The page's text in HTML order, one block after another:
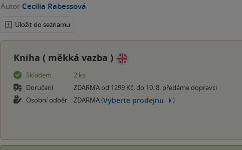
Autor Cecilia Rabessová
Uložit do seznamu
Kniha ( měkká vazba )
Skladem
2 ks
Doručení
ZDARMA od 1299 Kč, do 10. 8. předáme dopravci
Osobní odběr
ZDARMA (Vyberte prodejnu )